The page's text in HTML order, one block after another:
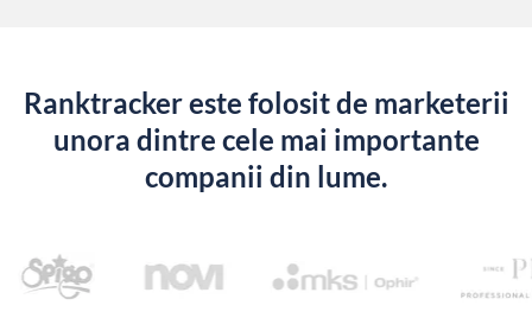
Ranktracker este folosit de marketerii
unora dintre cele mai importante
companii din lume.